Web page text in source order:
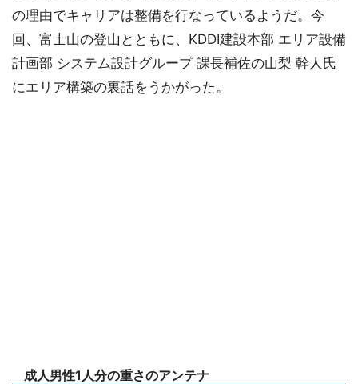
の理由でキャリアは整備を行なっているようだ。今
回、富士山の登山とともに、KDDI建設本部 エリア設備
計画部 システム設計グループ 課長補佐の山梨 幹人氏
にエリア構築の裏話をうかがった。
成人男性1人分の重さのアンテナ